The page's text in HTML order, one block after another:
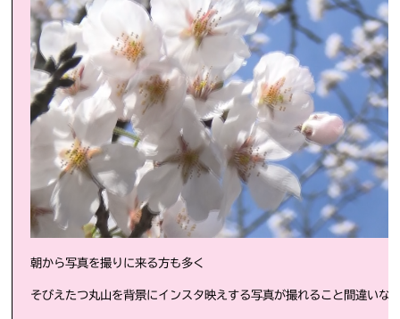
朝から写真を撮りに来る方も多く
そびえたつ丸山を背景にインスタ映えする写真が撮れること間違いな